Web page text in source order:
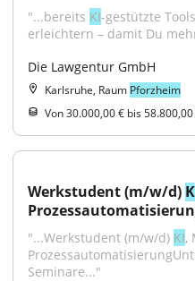
"...bereits KI-gestützte
erleichtern – damit Du
Die Lawgentur GmbH
Karlsruhe, Raum Pforzheim
Von 30.000,00 € bis
Werkstudent (m/w/d)
"...Werkstudent (m/w/d) KI,
Seminare..."